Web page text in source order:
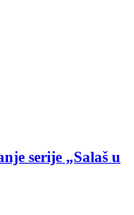
serije „Salaš u